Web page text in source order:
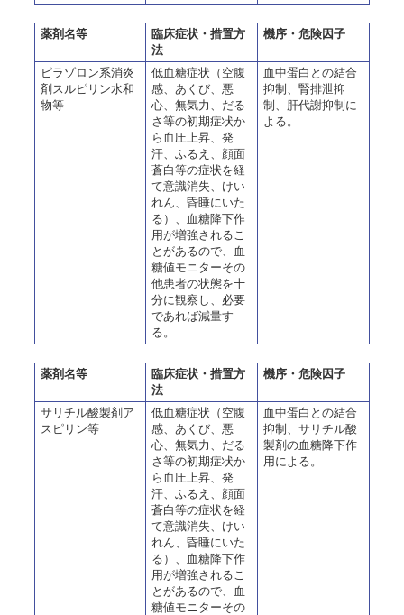
薬剤名等
臨床症状・措置方
法
機序・危険因子
ピラゾロン系消炎
剤スルピリン水和
物等
低血糖症状（空腹
感、あくび、悪
心、無気力、だる
さ等の初期症状か
ら血圧上昇、発
汗、ふるえ、顔面
蒼白等の症状を経
て意識消失、けい
れん、昏睡にいた
る）、血糖降下作
用が増強されるこ
とがあるので、血
糖値モニターその
他患者の状態を十
分に観察し、必要
であれば減量す
る。
血中蛋白との結合
抑制、腎排泄抑
制、肝代謝抑制に
よる。
薬剤名等
臨床症状・措置方
法
機序・危険因子
サリチル酸製剤ア
スピリン等
低血糖症状（空腹
感、あくび、悪
心、無気力、だる
さ等の初期症状か
ら血圧上昇、発
汗、ふるえ、顔面
蒼白等の症状を経
て意識消失、けい
れん、昏睡にいた
る）、血糖降下作
用が増強されるこ
とがあるので、血
糖値モニターその
血中蛋白との結合
抑制、サリチル酸
製剤の血糖降下作
用による。